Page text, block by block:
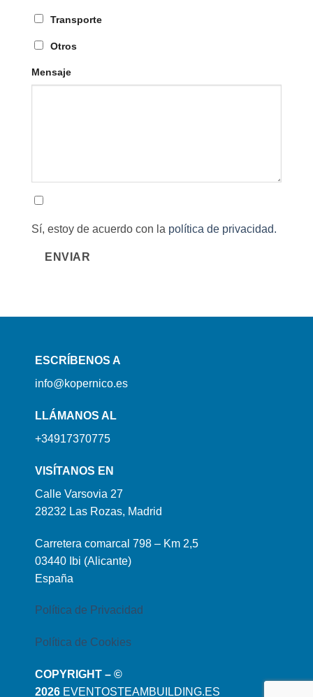
Transporte
Otros
Mensaje
Sí, estoy de acuerdo con la política de privacidad.
ENVIAR
ESCRÍBENOS A
info@kopernico.es
LLÁMANOS AL
+34917370775
VISÍTANOS EN
Calle Varsovia 27
28232 Las Rozas, Madrid
Carretera comarcal 798 – Km 2,5
03440 Ibi (Alicante)
España
Política de Privacidad
Política de Cookies
COPYRIGHT – ©
2026 EVENTOSTEAMBUILDING.ES